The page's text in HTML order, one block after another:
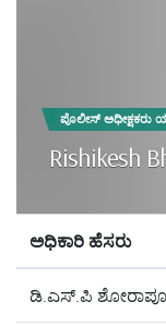
ಪೊಲೀಸ್ ಅಧೀಕ್ಷಕರು
Rishikesh
ಅಧಿಕಾರಿ ಹೆಸರು
ಡಿ.ಎಸ್.ಪಿ